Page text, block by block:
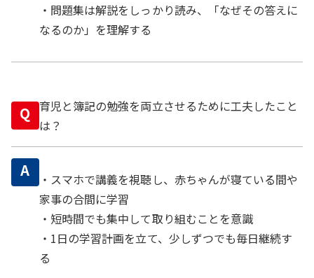
・問題集は解説をしっかり読み、「なぜその答えに
なるのか」を理解する
Q
育児と簿記の勉強を両立させるために工夫したこと
は？
A
・スマホで講義を視聴し、赤ちゃんが寝ている間や
家事の合間に学習
・短時間でも集中して取り組むことを意識
・1日の学習計画を立て、少しずつでも毎日継続す
る